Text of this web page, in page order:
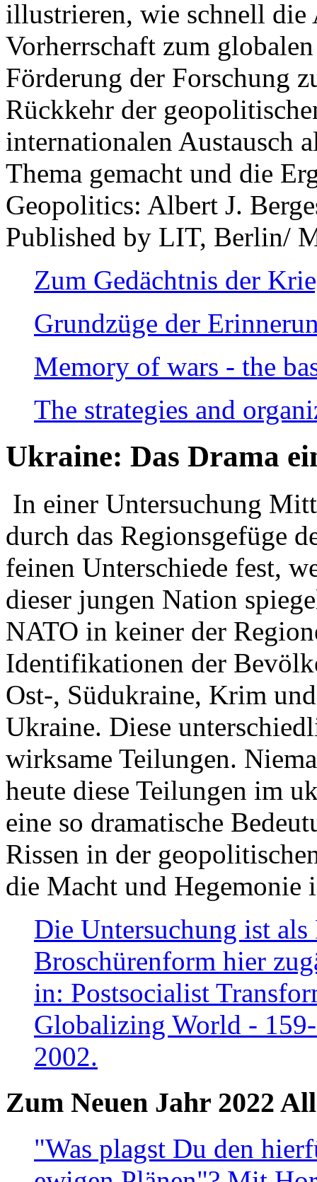
illustrieren, wie schnell die
Vorherrschaft zum
Förderung der Forschung
Rückkehr der
internationalen Austausch
Thema gemacht und die
Geopolitics: Albert J.
Published by LIT, Berlin/
Zum Gedächtnis der
Grundzüge der
Memory of wars - the
The strategies and
Ukraine: Das Drama
In einer Untersuchung
durch das Regionsgefüge
feinen Unterschiede fest,
dieser jungen Nation
NATO in keiner der
Identifikationen der
Ost-, Südukraine, Krim
Ukraine. Diese
wirksame Teilungen.
heute diese Teilungen im
eine so dramatische
Rissen in der
die Macht und Hegemonie
Die Untersuchung ist
Broschürenform hier
in: Postsocialist
Globalizing World -
2002.
Zum Neuen Jahr 2022
"Was plagst Du den